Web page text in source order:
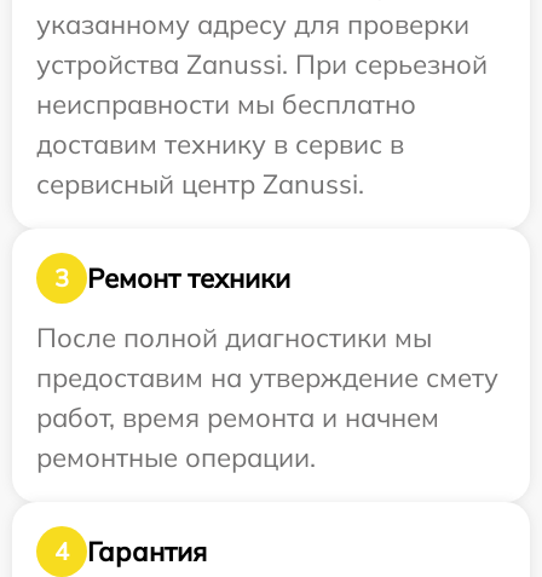
указанному адресу для проверки
устройства Zanussi. При серьезной
неисправности мы бесплатно
доставим технику в сервис в
сервисный центр Zanussi.
3
Ремонт техники
После полной диагностики мы
предоставим на утверждение смету
работ, время ремонта и начнем
ремонтные операции.
4 Гарантия